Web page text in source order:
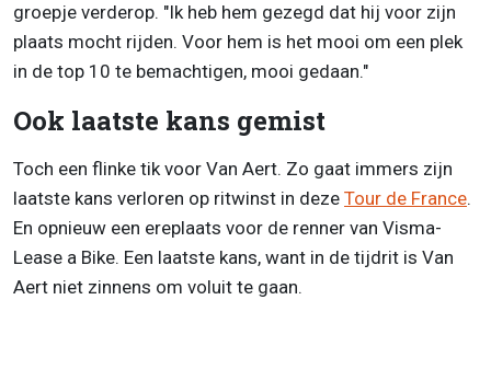
groepje verderop. "Ik heb hem gezegd dat hij voor zijn
plaats mocht rijden. Voor hem is het mooi om een plek
in de top 10 te bemachtigen, mooi gedaan."
Ook laatste kans gemist
Toch een flinke tik voor Van Aert. Zo gaat immers zijn
laatste kans verloren op ritwinst in deze Tour de France.
En opnieuw een ereplaats voor de renner van Visma-
Lease a Bike. Een laatste kans, want in de tijdrit is Van
Aert niet zinnens om voluit te gaan.